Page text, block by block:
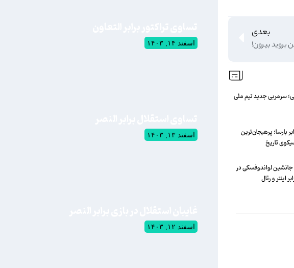
بعدی
بروید بیرون!
سرمربی جدید تیم ملی
بارسا؛ پرهیجان‌‌ترین
تاریخ
جانشین لواندوفسکی در
اینتر و رئال
اسفند ۱۴, ۱۴۰۳
اسفند ۱۳, ۱۴۰۳
اسفند ۱۲, ۱۴۰۳